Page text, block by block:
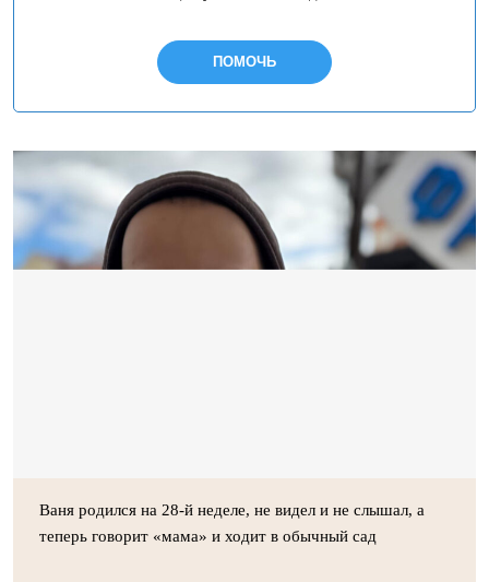
ПОМОЧЬ
Ваня родился на 28-й неделе, не видел и не слышал, а
теперь говорит «мама» и ходит в обычный сад